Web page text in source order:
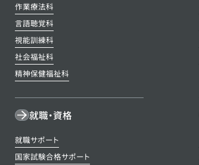
作業療法科
言語聴覚科
視能訓練科
社会福祉科
精神保健福祉科
就職・資格
就職サポート
国家試験合格サポート